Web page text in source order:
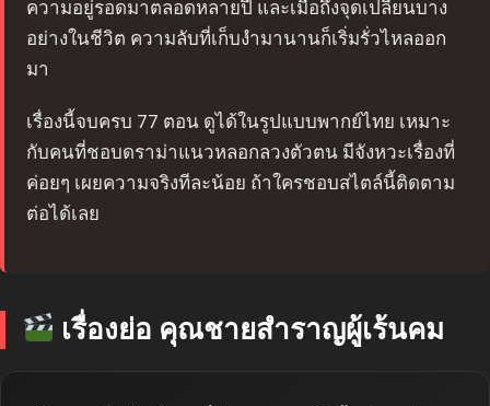
ความอยู่รอดมาตลอดหลายปี และเมื่อถึงจุดเปลี่ยนบาง
อย่างในชีวิต ความลับที่เก็บงำมานานก็เริ่มรั่วไหลออก
มา
เรื่องนี้จบครบ 77 ตอน ดูได้ในรูปแบบพากย์ไทย เหมาะ
กับคนที่ชอบดราม่าแนวหลอกลวงตัวตน มีจังหวะเรื่องที่
ค่อยๆ เผยความจริงทีละน้อย ถ้าใครชอบสไตล์นี้ติดตาม
ต่อได้เลย
เรื่องย่อ คุณชายสำราญผู้เร้นคม